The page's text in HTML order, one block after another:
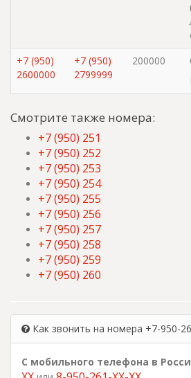
+7 (950)
2600000
+7 (950)
2799999
200000
Смотрите также номера:
+7 (950) 251
+7 (950) 252
+7 (950) 253
+7 (950) 254
+7 (950) 255
+7 (950) 256
+7 (950) 257
+7 (950) 258
+7 (950) 259
+7 (950) 260
Как звонить на номера +7-950-
С мобильного телефона в